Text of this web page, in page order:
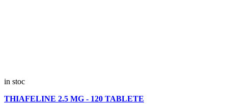
in stoc
THIAFELINE 2.5 MG - 120 TABLETE